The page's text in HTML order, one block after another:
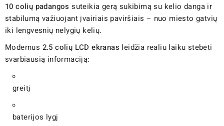
10 colių padangos suteikia gerą sukibimą su kelio danga ir
stabilumą važiuojant įvairiais paviršiais – nuo miesto gatvių
iki lengvesnių nelygių kelių.
Modernus 2.5 colių LCD ekranas leidžia realiu laiku stebėti
svarbiausią informaciją:
greitį
baterijos lygį